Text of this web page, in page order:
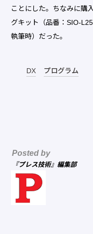
ことにした。ちなみに購
グキット（品番：SIO-
執筆時）だった。
DX プログラム
Posted by
『プレス技術』編集部